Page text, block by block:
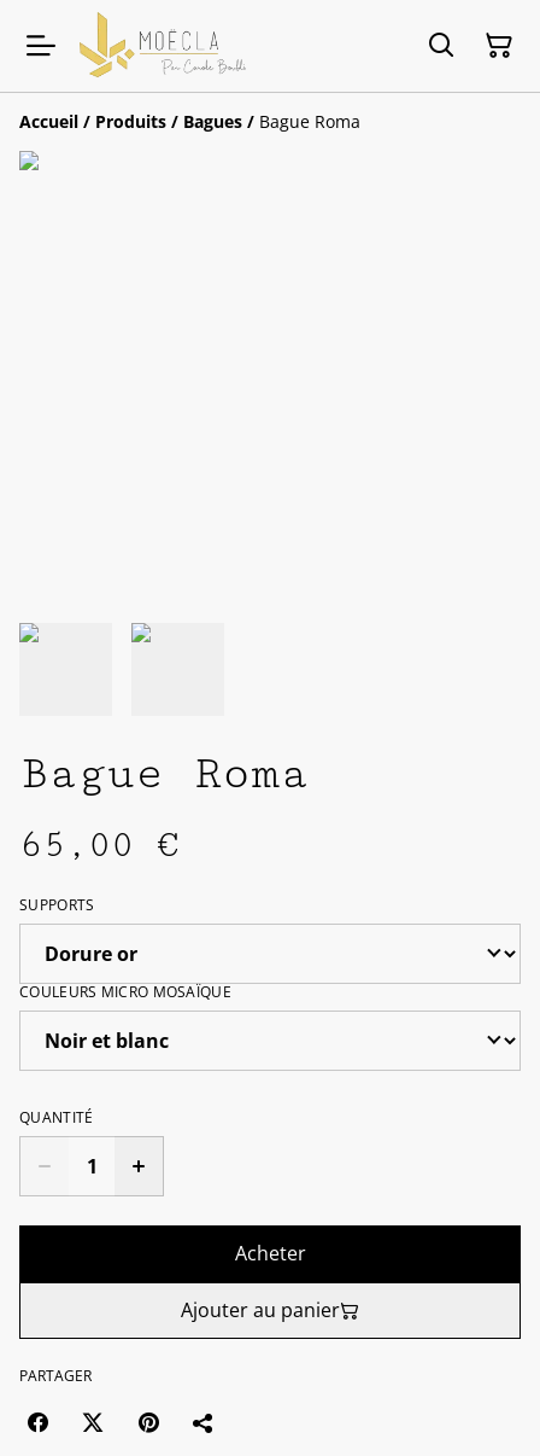
Accueil / Produits / Bagues / Bague Roma
Bague Roma
65,00 €
SUPPORTS
COULEURS MICRO MOSAÏQUE
QUANTITÉ
Acheter
Ajouter au panier
PARTAGER